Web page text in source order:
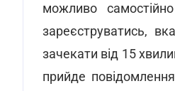
можливо
зареєструватись,
зачекати від 15
прийде